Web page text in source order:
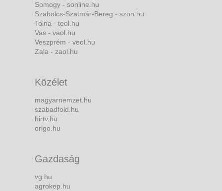
Somogy - sonline.hu
Szabolcs-Szatmár-Bereg - szon.hu
Tolna - teol.hu
Vas - vaol.hu
Veszprém - veol.hu
Zala - zaol.hu
Közélet
magyarnemzet.hu
szabadfold.hu
hirtv.hu
origo.hu
Gazdaság
vg.hu
agrokep.hu